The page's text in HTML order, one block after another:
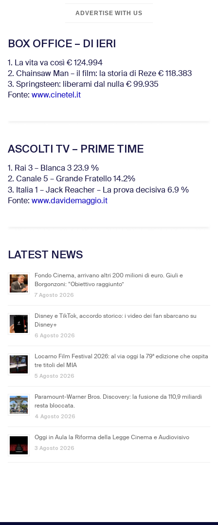
ADVERTISE WITH US
BOX OFFICE – DI IERI
1. La vita va così € 124.994
2. Chainsaw Man – il film: la storia di Reze € 118.383
3. Springsteen: liberami dal nulla € 99.935
Fonte: www.cinetel.it
ASCOLTI TV – PRIME TIME
1. Rai 3 – Blanca 3 23.9 %
2. Canale 5 – Grande Fratello 14.2%
3. Italia 1 – Jack Reacher – La prova decisiva 6.9 %
Fonte: www.davidemaggio.it
LATEST NEWS
Fondo Cinema, arrivano altri 200 milioni di euro. Giuli e
Borgonzoni: “Obiettivo raggiunto”
7 Agosto 2026
Disney e TikTok, accordo storico: i video dei fan sbarcano su
Disney+
6 Agosto 2026
Locarno Film Festival 2026: al via oggi la 79ª edizione che ospita
tre titoli del MIA
5 Agosto 2026
Paramount-Warner Bros. Discovery: la fusione da 110,9 miliardi
resta bloccata.
4 Agosto 2026
Oggi in Aula la Riforma della Legge Cinema e Audiovisivo
3 Agosto 2026